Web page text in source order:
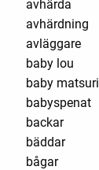
avhärda
avhärdning
avläggare
baby lou
baby matsuri
babyspenat
backar
bäddar
bågar